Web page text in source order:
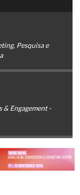
Pesquisa e
Engagement -